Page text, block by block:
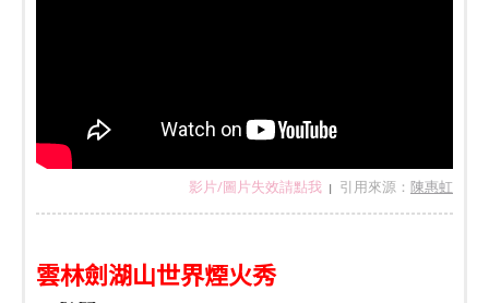
影片/圖片失效請點我 | 引用來源： 陳惠虹
雲林劍湖山世界煙火秀